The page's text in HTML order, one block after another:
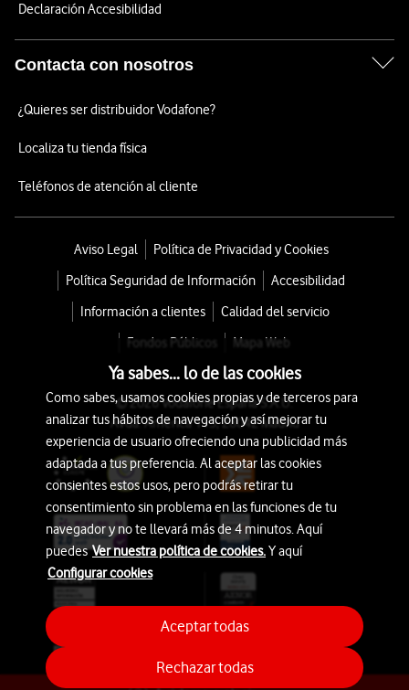
Declaración Accesibilidad
Contacta con nosotros
¿Quieres ser distribuidor Vodafone?
Localiza tu tienda física
Teléfonos de atención al cliente
Aviso Legal
Política de Privacidad y Cookies
Política Seguridad de Información
Accesibilidad
Información a clientes
Calidad del servicio
Fondos Públicos
Mapa Web
© 2026 Vodafone España S.A.U.
Avda. América 115, 28042 Madrid
Ya sabes... lo de las cookies
Como sabes, usamos cookies propias y de terceros para
analizar tus hábitos de navegación y así mejorar tu
experiencia de usuario ofreciendo una publicidad más
adaptada a tus preferencia. Al aceptar las cookies
consientes estos usos, pero podrás retirar tu
consentimiento sin problema en las funciones de tu
navegador y no te llevará más de 4 minutos. Aquí
puedesVer nuestra política de cookies.Y aquí
Configurar cookies
Rechazar todas
Aceptar todas